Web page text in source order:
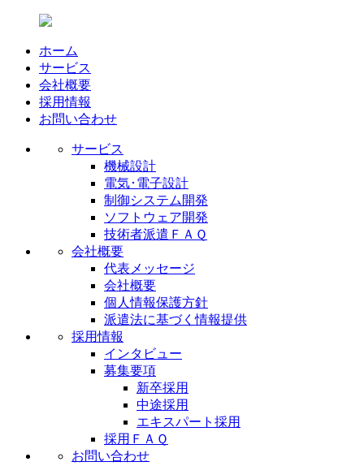
ホーム
サービス
会社概要
採用情報
お問い合わせ
サービス
機械設計
電気･電子設計
制御システム開発
ソフトウェア開発
技術者派遣ＦＡＱ
会社概要
代表メッセージ
会社概要
個人情報保護方針
派遣法に基づく情報提供
採用情報
インタビュー
募集要項
新卒採用
中途採用
エキスパート採用
採用ＦＡＱ
お問い合わせ